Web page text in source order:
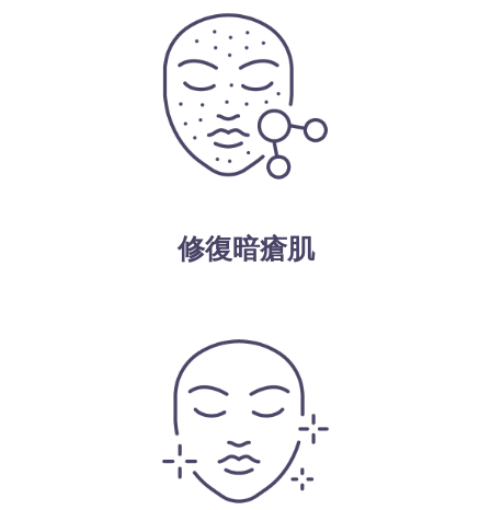
修復暗瘡肌